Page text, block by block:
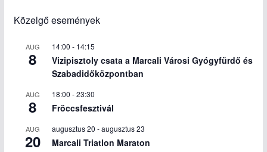
Közelgő események
AUG
8
14:00 - 14:15
Vizipisztoly csata a Marcali Városi Gyógyfürdő és
Szabadidőközpontban
AUG
8
18:00 -23:30
Fröccsfesztivál
AUG
20
augusztus 20 -augusztus 23
Marcali Triatlon Maraton